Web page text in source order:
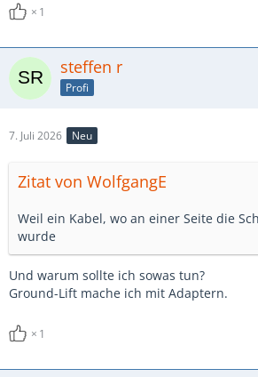
1
steffen r
Profi
7. Juli 2026 Neu
Zitat von WolfgangE
Weil ein Kabel, wo an einer Seite die
wurde
Und warum sollte ich sowas tun?
Ground-Lift mache ich mit Adaptern.
1